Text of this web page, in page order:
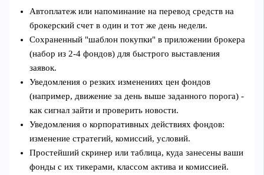
Автоплатеж или напоминание на перевод средств на
брокерский счет в один и тот же день недели.
Сохраненный "шаблон покупки" в приложении брокера
(набор из 2-4 фондов) для быстрого выставления
заявок.
Уведомления о резких изменениях цен фондов
(например, движение за день выше заданного порога) -
как сигнал зайти и проверить новости.
Уведомления о корпоративных действиях фондов:
изменение стратегий, комиссий, условий.
Простейший скринер или таблица, куда занесены ваши
фонды с их тикерами, классом актива и комиссией.